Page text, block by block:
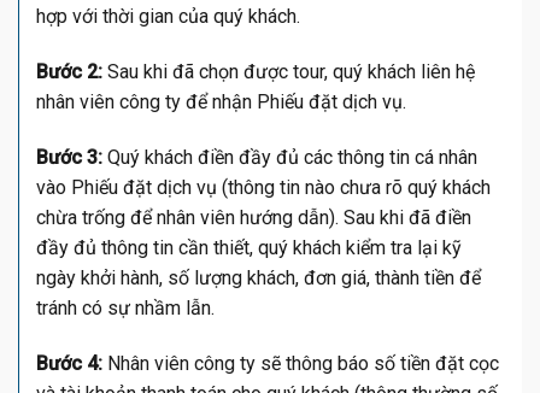
hợp với thời gian của quý khách.
Bước 2: Sau khi đã chọn được tour, quý khách liên hệ
nhân viên công ty để nhận Phiếu đặt dịch vụ.
Bước 3: Quý khách điền đầy đủ các thông tin cá nhân
vào Phiếu đặt dịch vụ (thông tin nào chưa rõ quý khách
chừa trống để nhân viên hướng dẫn). Sau khi đã điền
đầy đủ thông tin cần thiết, quý khách kiểm tra lại kỹ
ngày khởi hành, số lượng khách, đơn giá, thành tiền để
tránh có sự nhầm lẫn.
Bước 4: Nhân viên công ty sẽ thông báo số tiền đặt cọc